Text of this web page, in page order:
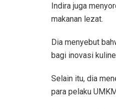
Indira juga
makanan lezat.
Dia menyebut
bagi inovasi
Selain itu, dia
para pelaku